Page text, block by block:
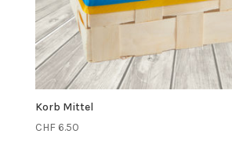
Korb Mittel
CHF6.50